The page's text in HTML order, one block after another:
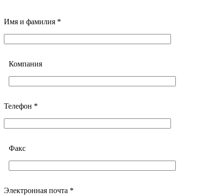
Имя и фамилия *
Компания
Телефон *
Факс
Электронная почта *